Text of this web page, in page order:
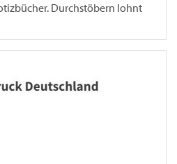
Durchstöbern lohnt